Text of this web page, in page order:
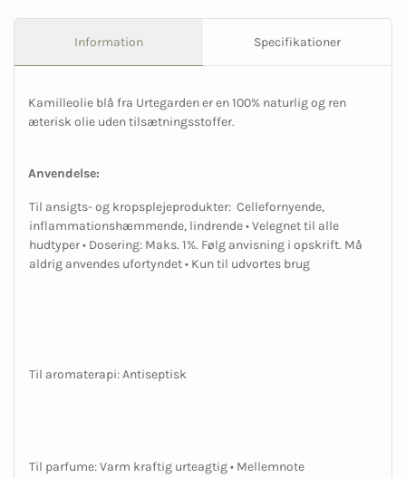
Information Specifikationer
Kamilleolie blå fra Urtegarden er en 100% naturlig og ren
æterisk olie uden tilsætningsstoffer.
Anvendelse:
Til ansigts- og kropsplejeprodukter: Cellefornyende,
inflammationshæmmende, lindrende • Velegnet til alle
hudtyper • Dosering: Maks. 1%. Følg anvisning i opskrift. Må
aldrig anvendes ufortyndet • Kun til udvortes brug
Til aromaterapi: Antiseptisk
Til parfume: Varm kraftig urteagtig • Mellemnote